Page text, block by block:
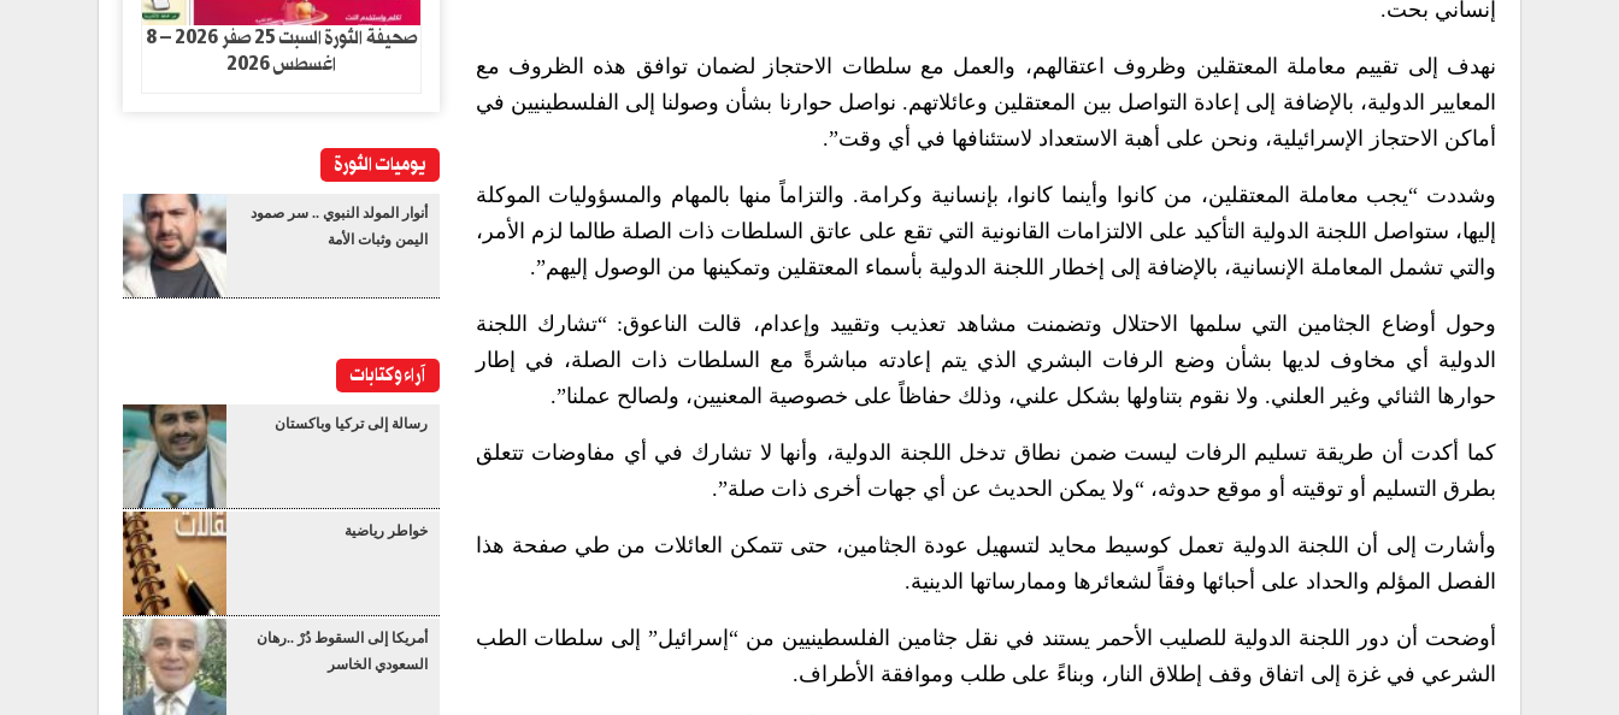
إنساني بحت.
نهدف إلى تقييم معاملة المعتقلين وظروف اعتقالهم، والعمل مع سلطات الاحتجاز لضمان توافق هذه الظروف مع
المعايير الدولية، بالإضافة إلى إعادة التواصل بين المعتقلين وعائلاتهم. نواصل حوارنا بشأن وصولنا إلى الفلسطينيين في
أماكن الاحتجاز الإسرائيلية، ونحن على أهبة الاستعداد لاستئنافها في أي وقت”.
وشددت “يجب معاملة المعتقلين، من كانوا وأينما كانوا، بإنسانية وكرامة. والتزاماً منها بالمهام والمسؤوليات الموكلة
إليها، ستواصل اللجنة الدولية التأكيد على الالتزامات القانونية التي تقع على عاتق السلطات ذات الصلة طالما لزم الأمر،
والتي تشمل المعاملة الإنسانية، بالإضافة إلى إخطار اللجنة الدولية بأسماء المعتقلين وتمكينها من الوصول إليهم”.
وحول أوضاع الجثامين التي سلمها الاحتلال وتضمنت مشاهد تعذيب وتقييد وإعدام، قالت الناعوق: “تشارك اللجنة
الدولية أي مخاوف لديها بشأن وضع الرفات البشري الذي يتم إعادته مباشرةً مع السلطات ذات الصلة، في إطار
حوارها الثنائي وغير العلني. ولا نقوم بتناولها بشكل علني، وذلك حفاظاً على خصوصية المعنيين، ولصالح عملنا”.
كما أكدت أن طريقة تسليم الرفات ليست ضمن نطاق تدخل اللجنة الدولية، وأنها لا تشارك في أي مفاوضات تتعلق
بطرق التسليم أو توقيته أو موقع حدوثه، “ولا يمكن الحديث عن أي جهات أخرى ذات صلة”.
وأشارت إلى أن اللجنة الدولية تعمل كوسيط محايد لتسهيل عودة الجثامين، حتى تتمكن العائلات من طي صفحة هذا
الفصل المؤلم والحداد على أحبائها وفقاً لشعائرها وممارساتها الدينية.
أوضحت أن دور اللجنة الدولية للصليب الأحمر يستند في نقل جثامين الفلسطينيين من “إسرائيل” إلى سلطات الطب
الشرعي في غزة إلى اتفاق وقف إطلاق النار، وبناءً على طلب وموافقة الأطراف.
صحيفة الثورة السبت 25 صفر 2026 – 8
اغسطس 2026
يوميات الثورة
أنوار المولد النبوي .. سر صمود
اليمن وثبات الأمة
آراء وكتابات
رسالة إلى تركيا وباكستان
خواطر رياضية
أمريكا إلى السقوط دُرْ ..رهان
السعودي الخاسر